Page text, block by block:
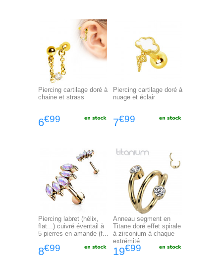
Piercing cartilage doré à
chaine et strass
6€99
Piercing cartilage doré à
nuage et éclair
7€99
Piercing labret (hélix,
flat...) cuivré éventail à
5 pierres en amande (f...
8€99
Anneau segment en
Titane doré effet spirale
à zirconium à chaque
extrémité
19€99